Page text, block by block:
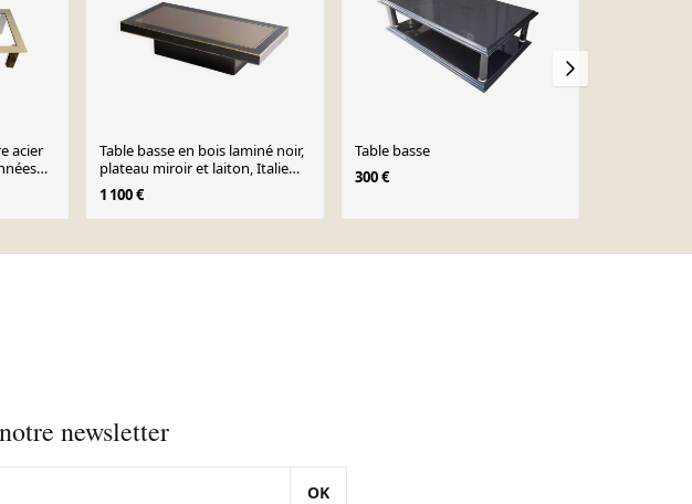
acier
Table basse en bois laminé noir,
plateau miroir et laiton, Italie
années 1980
1 100 €
Table basse
300 €
newsletter
OK